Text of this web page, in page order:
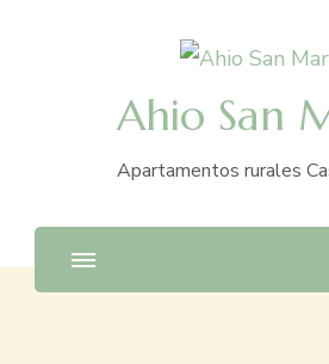
Ahio San
Apartamentos rurales